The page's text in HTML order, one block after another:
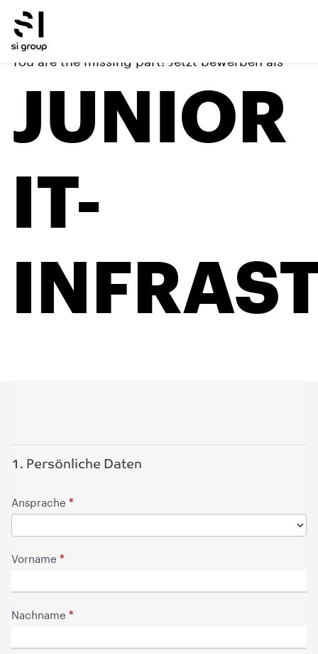
You are the missing part! Jetzt bewerben als
JUNIOR
IT-
Group
1. Persönliche Daten
Ansprache *
Vorname *
Nachname *